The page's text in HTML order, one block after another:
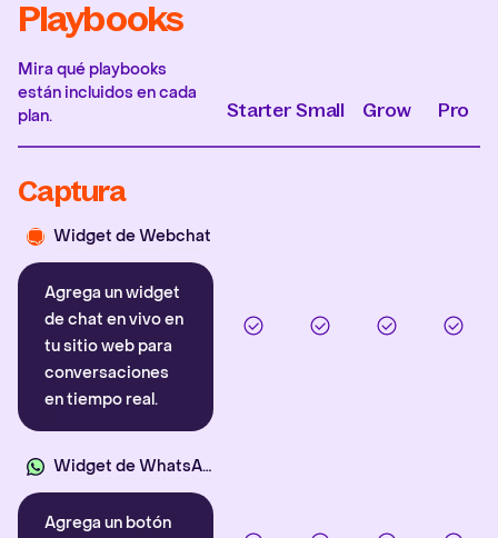
Playbooks
Mira qué playbooks
están incluidos en cada
plan.
Starter Small Grow Pro
Captura
Widget de Webchat
Agrega un widget
de chat en vivo en
tu sitio web para
conversaciones
en tiempo real.
Widget de WhatsApp
Agrega un botón